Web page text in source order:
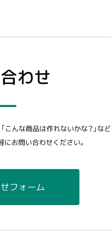
わせ
こんな商品は作れないかな？」など
お問い合わせください。
フォーム